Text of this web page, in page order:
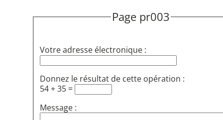
Page pr003
Votre adresse électronique :
Donnez le résultat de cette opération :
54 + 35 =
Message :